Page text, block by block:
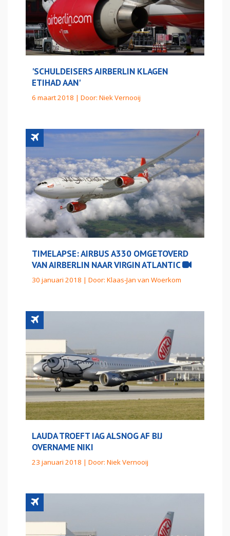
'SCHULDEISERS AIRBERLIN KLAGEN
ETIHAD AAN'
6 maart 2018 | Door: Niek Vernooij
TIMELAPSE: AIRBUS A330 OMGETOVERD
VAN AIRBERLIN NAAR VIRGIN ATLANTIC
30 januari 2018 | Door: Klaas-Jan van Woerkom
LAUDA TROEFT IAG ALSNOG AF BIJ
OVERNAME NIKI
23 januari 2018 | Door: Niek Vernooij